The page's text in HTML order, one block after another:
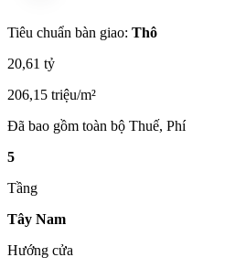
Tiêu chuẩn bàn giao: Thô
20,61 tỷ
206,15 triệu/m²
Đã bao gồm toàn bộ Thuế, Phí
5
Tầng
Tây Nam
Hướng cửa